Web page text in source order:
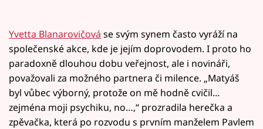
Yvetta Blanarovičová se svým synem často vyráží na
společenské akce, kde je jejím doprovodem. I proto ho
paradoxně dlouhou dobu veřejnost, ale i novináři,
považovali za možného partnera či milence. „Matyáš
byl vůbec výborný, protože on mě hodně cvičil…
zejména moji psychiku, no…,“ prozradila herečka a
zpěvačka, která po rozvodu s prvním manželem Pavlem